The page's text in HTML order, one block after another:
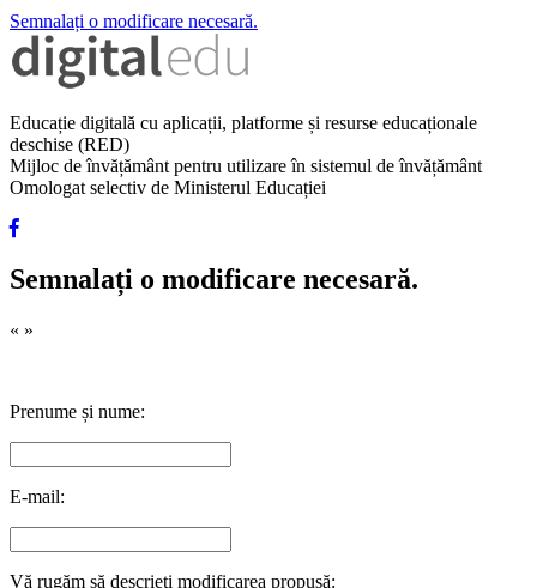
Semnalați o modificare necesară.
Educație digitală cu aplicații, platforme și resurse educaționale
deschise (RED)
Mijloc de învățământ pentru utilizare în sistemul de învățământ
Omologat selectiv de Ministerul Educației
Semnalați o modificare necesară.
« »
Prenume și nume:
E-mail:
Vă rugăm să descrieți modificarea propusă: